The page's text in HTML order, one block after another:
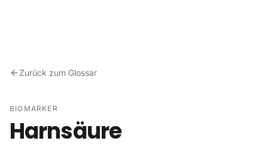
Zurück zum Glossar
BIOMARKER
Harnsäure